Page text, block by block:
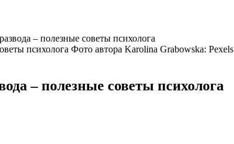
– полезные советы психолога
Фото автора Karolina Grabowska: Pexels
– полезные советы психолога